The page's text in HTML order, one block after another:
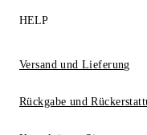
HELP
Versand und Lieferung
Rückgabe und